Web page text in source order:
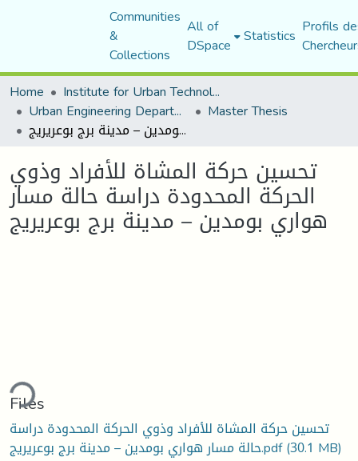
Communities
&
Collections
All of
DSpace Statistics Profils
Home
Institute for Urban Technology Management
Urban Engineering Department Master Thesis
تحسين حركة المشاة للأفراد وذوي الحركة المحدودة دراسة حالة مسار هواري بومدين – مدينة برج بوعريريج
تحسين حركة المشاة للأفراد وذوي
الحركة المحدودة دراسة حالة مسار
هواري بومدين – مدينة برج بوعريريج
Files
تحسين حركة المشاة للأفراد وذوي الحركة المحدودة دراسة
حالة مسار هواري بومدين – مدينة برج بوعريريج.pdf(30.1 MB)